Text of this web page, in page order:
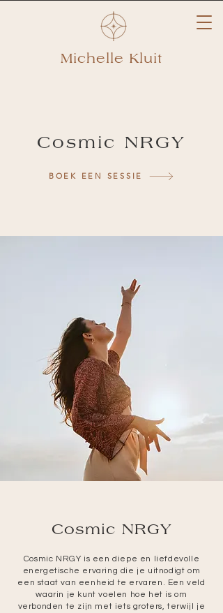
Michelle Kluit
Cosmic NRGY
BOEK EEN SESSIE
Cosmic NRGY
Cosmic NRGY is een diepe en liefdevolle
energetische ervaring die je uitnodigt om
een staat van eenheid te ervaren. Een veld
waarin je kunt voelen hoe het is om
verbonden te zijn met iets groters, terwijl je